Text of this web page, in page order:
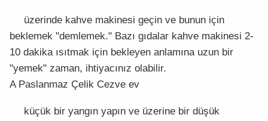
üzerinde kahve makinesi geçin ve bunun için
beklemek "demlemek." Bazı gıdalar kahve makinesi 2-
10 dakika ısıtmak için bekleyen anlamına uzun bir
"yemek" zaman, ihtiyacınız olabilir.
A Paslanmaz Çelik Cezve ev
küçük bir yangın yapın ve üzerine bir düşük